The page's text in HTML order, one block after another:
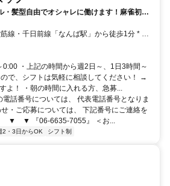
・髪型自由でオシャレに働けます！麻雀初心
* 南海「難波駅」から徒歩4分
・上記の時間から週2日～、1日3時間～
で、シフトは気軽に相談してください！ →
よ！ ・朝の時間に入れる方、急募...
話番号については、 代表電話番号となりま
・ご応募については、 下記番号にご連絡を
▼ ▼ 『06-6635-7055』 ＜お...
2・3日からOK シフト制